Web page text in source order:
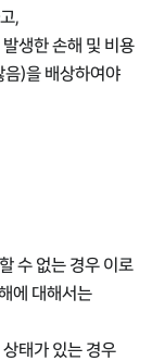
,
생한 손해 및 비용
)을 배상하여야
수 없는 경우 이로
에 대해서는
태가 있는 경우